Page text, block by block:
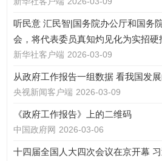
听民意 汇民智|国务院办公厅和国务
会，将代表委员真知灼见化为实招硬
新华社客户端 2026-03-09
从政府工作报告一组数据 看我国发
央视新闻客户端 2026-03-09
《政府工作报告》上的二维码
中国政府网 2026-03-06
十四届全国人大四次会议在京开幕